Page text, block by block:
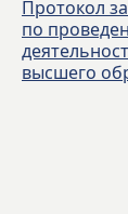
Протокол
по
высшего